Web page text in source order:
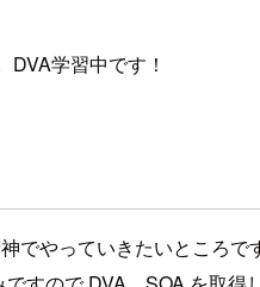
学習中です！
でやっていきたいところで